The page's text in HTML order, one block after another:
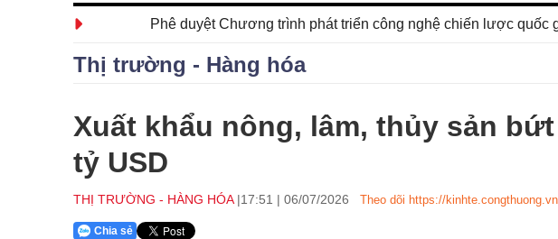
Phê duyệt Chương trình phát triển công nghệ chiến lược quốc gia
Thị trường - Hàng hóa
Xuất khẩu nông, lâm, thủy sản
tỷ USD
THỊ TRƯỜNG - HÀNG HÓA 17:51 | 06/07/2026 Theo dõi https://
Chia sẻ